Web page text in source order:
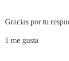
Gracias por tu
1 me gusta